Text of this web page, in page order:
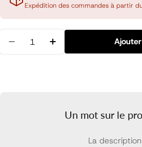
Expédition des commandes à partir
Diminuer La Quantité Pour
Augmenter La
Un mot sur le
La description